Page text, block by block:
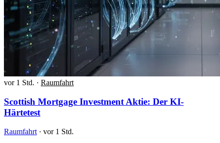
vor 1 Std. · Raumfahrt
Scottish Mortgage Investment Aktie: Der KI-
Härtetest
Raumfahrt · vor 1 Std.